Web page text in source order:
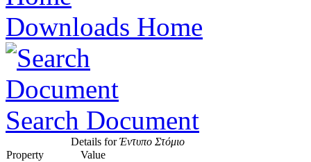
Downloads Home
Search Document
Details forΈντυπο Στόμιο
Property
Value